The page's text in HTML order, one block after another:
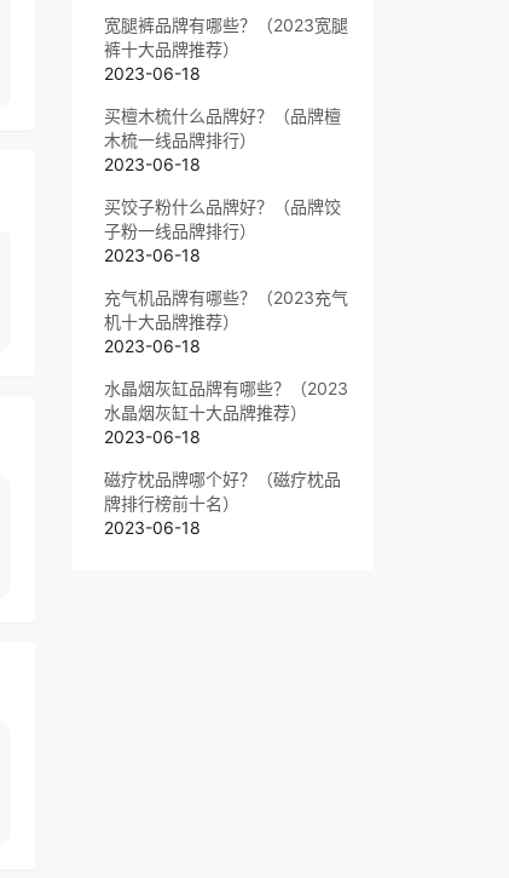
宽腿裤品牌有哪些？（2023宽腿
裤十大品牌推荐）
2023-06-18
买檀木梳什么品牌好？（品牌檀
木梳一线品牌排行）
2023-06-18
买饺子粉什么品牌好？（品牌饺
子粉一线品牌排行）
2023-06-18
充气机品牌有哪些？（2023充气
机十大品牌推荐）
2023-06-18
水晶烟灰缸品牌有哪些？（2023
水晶烟灰缸十大品牌推荐）
2023-06-18
磁疗枕品牌哪个好？（磁疗枕品
牌排行榜前十名）
2023-06-18